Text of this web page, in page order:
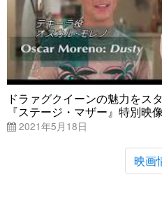
ドラァグクイーンの魅力をス
『ステージ・マザー』特別映像
2021年5月18日
映画